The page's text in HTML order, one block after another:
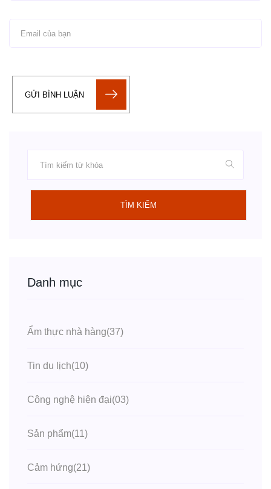
GỬI BÌNH LUẬN
TÌM KIẾM
Danh mục
Ẩm thực nhà hàng(37)
Tin du lịch(10)
Công nghệ hiện đại(03)
Sản phẩm(11)
Cảm hứng(21)